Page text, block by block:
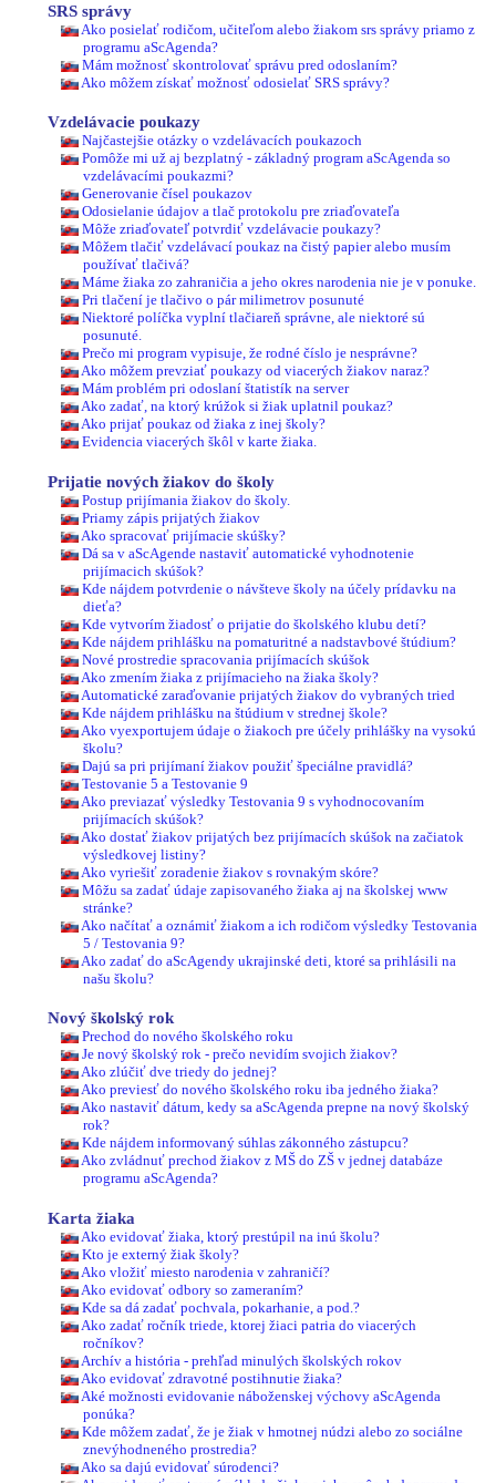
SRS správy
Ako posielať rodičom, učiteľom alebo žiakom srs správy priamo z
programu aScAgenda?
Mám možnosť skontrolovať správu pred odoslaním?
Ako môžem získať možnosť odosielať SRS správy?
Vzdelávacie poukazy
Najčastejšie otázky o vzdelávacích poukazoch
Pomôže mi už aj bezplatný - základný program aScAgenda so
vzdelávacími poukazmi?
Generovanie čísel poukazov
Odosielanie údajov a tlač protokolu pre zriaďovateľa
Môže zriaďovateľ potvrdiť vzdelávacie poukazy?
Môžem tlačiť vzdelávací poukaz na čistý papier alebo musím
používať tlačivá?
Máme žiaka zo zahraničia a jeho okres narodenia nie je v ponuke.
Pri tlačení je tlačivo o pár milimetrov posunuté
Niektoré políčka vyplní tlačiareň správne, ale niektoré sú
posunuté.
Prečo mi program vypisuje, že rodné číslo je nesprávne?
Ako môžem prevziať poukazy od viacerých žiakov naraz?
Mám problém pri odoslaní štatistík na server
Ako zadať, na ktorý krúžok si žiak uplatnil poukaz?
Ako prijať poukaz od žiaka z inej školy?
Evidencia viacerých škôl v karte žiaka.
Prijatie nových žiakov do školy
Postup prijímania žiakov do školy.
Priamy zápis prijatých žiakov
Ako spracovať prijímacie skúšky?
Dá sa v aScAgende nastaviť automatické vyhodnotenie
prijímacich skúšok?
Kde nájdem potvrdenie o návšteve školy na účely prídavku na
dieťa?
Kde vytvorím žiadosť o prijatie do školského klubu detí?
Kde nájdem prihlášku na pomaturitné a nadstavbové štúdium?
Nové prostredie spracovania prijímacích skúšok
Ako zmením žiaka z prijímacieho na žiaka školy?
Automatické zaraďovanie prijatých žiakov do vybraných tried
Kde nájdem prihlášku na štúdium v strednej škole?
Ako vyexportujem údaje o žiakoch pre účely prihlášky na vysokú
školu?
Dajú sa pri prijímaní žiakov použiť špeciálne pravidlá?
Testovanie 5 a Testovanie 9
Ako previazať výsledky Testovania 9 s vyhodnocovaním
prijímacích skúšok?
Ako dostať žiakov prijatých bez prijímacích skúšok na začiatok
výsledkovej listiny?
Ako vyriešiť zoradenie žiakov s rovnakým skóre?
Môžu sa zadať údaje zapisovaného žiaka aj na školskej www
stránke?
Ako načítať a oznámiť žiakom a ich rodičom výsledky Testovania
5 / Testovania 9?
Ako zadať do aScAgendy ukrajinské deti, ktoré sa prihlásili na
našu školu?
Nový školský rok
Prechod do nového školského roku
Je nový školský rok - prečo nevidím svojich žiakov?
Ako zlúčiť dve triedy do jednej?
Ako previesť do nového školského roku iba jedného žiaka?
Ako nastaviť dátum, kedy sa aScAgenda prepne na nový školský
rok?
Kde nájdem informovaný súhlas zákonného zástupcu?
Ako zvládnuť prechod žiakov z MŠ do ZŠ v jednej databáze
programu aScAgenda?
Karta žiaka
Ako evidovať žiaka, ktorý prestúpil na inú školu?
Kto je externý žiak školy?
Ako vložiť miesto narodenia v zahraničí?
Ako evidovať odbory so zameraním?
Kde sa dá zadať pochvala, pokarhanie, a pod.?
Ako zadať ročník triede, ktorej žiaci patria do viacerých
ročníkov?
Archív a história - prehľad minulých školských rokov
Ako evidovať zdravotné postihnutie žiaka?
Aké možnosti evidovanie náboženskej výchovy aScAgenda
ponúka?
Kde môžem zadať, že je žiak v hmotnej núdzi alebo zo sociálne
znevýhodneného prostredia?
Ako sa dajú evidovať súrodenci?